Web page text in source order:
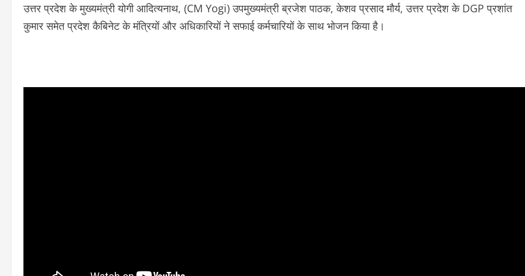
उत्तर प्रदेश के मुख्यमंत्री योगी आदित्यनाथ, (CM Yogi) उपमुख्यमंत्री ब्रजेश पाठक, केशव प्रसाद मौर्य, उत्तर प्रदेश के DGP प्रशांत
कुमार समेत प्रदेश कैबिनेट के मंत्रियों और अधिकारियों ने सफाई कर्मचारियों के साथ भोजन किया है।